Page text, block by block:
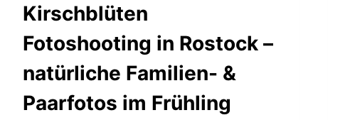
Kirschblüten
Fotoshooting in Rostock –
natürliche Familien- &
Paarfotos im Frühling